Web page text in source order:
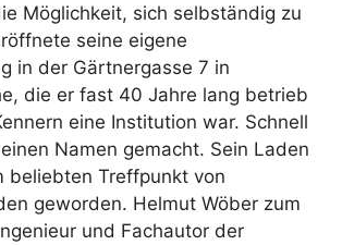
Möglichkeit, sich selbständig zu
seine eigene
in der Gärtnergasse 7 in
die er fast 40 Jahre lang betrieb
eine Institution war. Schnell
Namen gemacht. Sein Laden
beliebten Treffpunkt von
geworden. Helmut Wöber zum
und Fachautor der